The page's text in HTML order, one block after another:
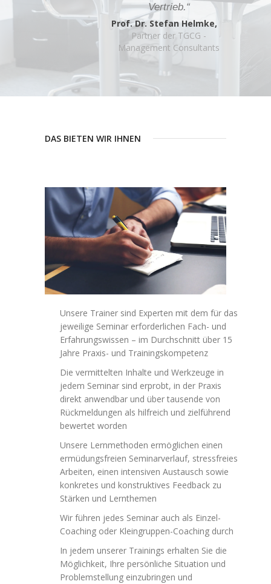
Vertrieb.“
Prof. Dr. Stefan Helmke,
Partner der TGCG -
Management Consultants
DAS BIETEN WIR IHNEN
Unsere Trainer sind Experten mit dem für das
jeweilige Seminar erforderlichen Fach- und
Erfahrungswissen – im Durchschnitt über 15
Jahre Praxis- und Trainingskompetenz
Die vermittelten Inhalte und Werkzeuge in
jedem Seminar sind erprobt, in der Praxis
direkt anwendbar und über tausende von
Rückmeldungen als hilfreich und zielführend
bewertet worden
Unsere Lernmethoden ermöglichen einen
ermüdungsfreien Seminarverlauf, stressfreies
Arbeiten, einen intensiven Austausch sowie
konkretes und konstruktives Feedback zu
Stärken und Lernthemen
Wir führen jedes Seminar auch als Einzel-
Coaching oder Kleingruppen-Coaching durch
In jedem unserer Trainings erhalten Sie die
Möglichkeit, Ihre persönliche Situation und
Problemstellung einzubringen und